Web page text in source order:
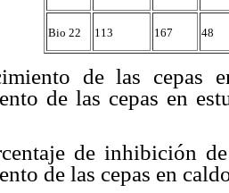
Bio 22 113 167 48
de las cepas
de las cepas en
de inhibición
de las cepas en